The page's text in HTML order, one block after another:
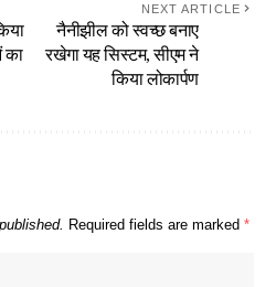
का
NEXT ARTICLE
नैनीझील को स्वच्छ बनाए
रखेगा यह सिस्टम, सीएम ने
किया लोकार्पण
Required fields are marked *